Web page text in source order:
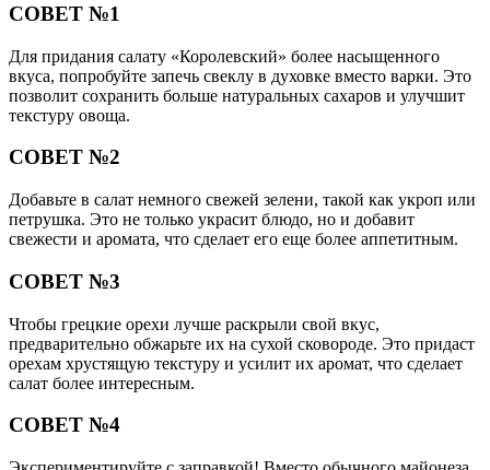
СОВЕТ №1
Для придания салату «Королевский» более насыщенного
вкуса, попробуйте запечь свеклу в духовке вместо варки. Это
позволит сохранить больше натуральных сахаров и улучшит
текстуру овоща.
СОВЕТ №2
Добавьте в салат немного свежей зелени, такой как укроп или
петрушка. Это не только украсит блюдо, но и добавит
свежести и аромата, что сделает его еще более аппетитным.
СОВЕТ №3
Чтобы грецкие орехи лучше раскрыли свой вкус,
предварительно обжарьте их на сухой сковороде. Это придаст
орехам хрустящую текстуру и усилит их аромат, что сделает
салат более интересным.
СОВЕТ №4